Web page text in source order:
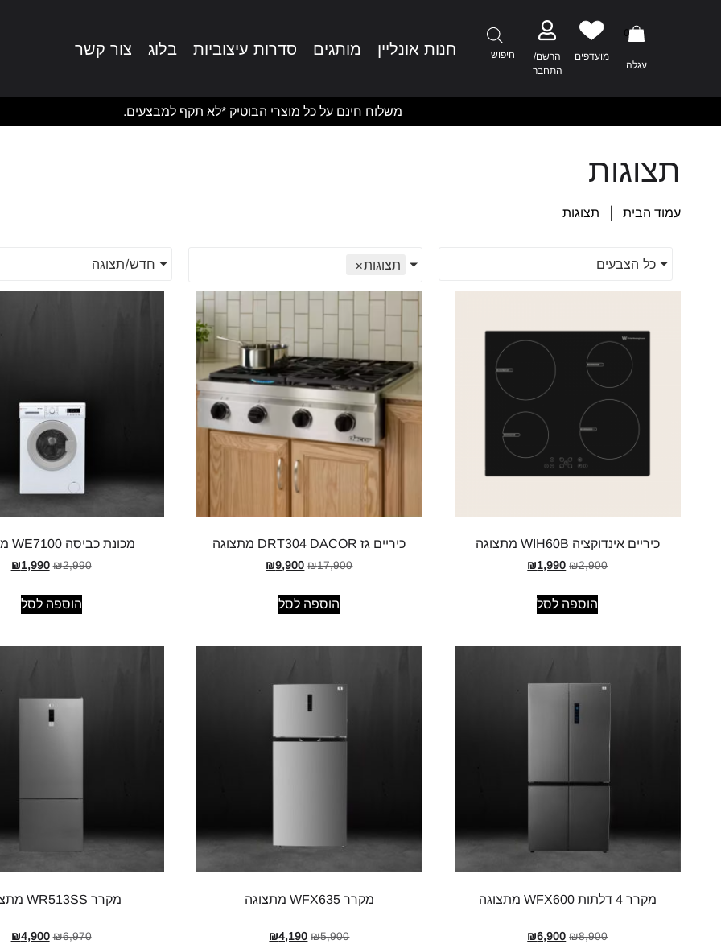
0
עגלה
מועדפים
הרשם/
התחבר
חיפוש חנות אונליין מותגים סדרות עיצוביות בלוג צור קשר
משלוח חינם על כל מוצרי הבוטיק *לא תקף למבצעים.
תצוגות
עמוד הבית תצוגות
כל הצבעים תצוגות× חדש/תצוגה
כיריים אינדוקציה WIH60B מתצוגה
₪2,900
₪1,990
הוספה לסל
כיריים גז DRT304 DACOR מתצוגה
₪17,900
₪9,900
הוספה לסל
מכונת כביסה WE7100 מתצוגה
₪2,990
₪1,990
הוספה לסל
מקרר 4 דלתות WFX600 מתצוגה
₪8,900
₪6,900
מקרר WFX635 מתצוגה
₪5,900
₪4,190
מקרר WR513SS מתצוגה
₪6,970
₪4,900